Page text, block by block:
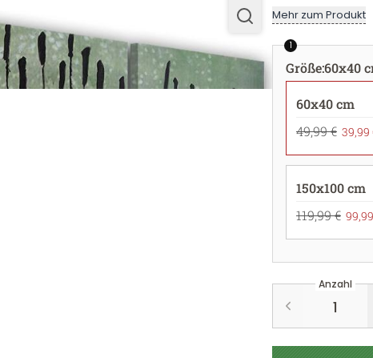
Mehr zum Produkt
1
Größe:60x40
60x40 cm
49,99 € 39,99
150x100 cm
119,99 €
Anzahl